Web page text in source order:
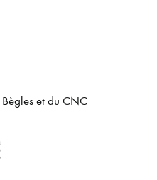
et du CNC